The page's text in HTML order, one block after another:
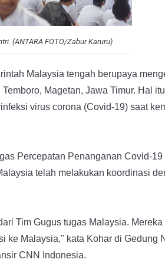
(ANTARA FOTO/Zabur Karuru)
Malaysia tengah berupaya
Magetan, Jawa Timur. Hal
virus corona (Covid-19) saat
Percepatan Penanganan Covid-
telah melakukan koordinasi
Tim Gugus tugas Malaysia.
ke Malaysia," kata Kohar di Gedung
CNN Indonesia.